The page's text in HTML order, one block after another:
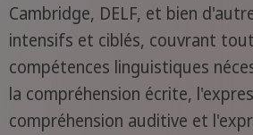
Cambridge, DELF, et bien
intensifs et ciblés, couvrant
compétences linguistiques
la compréhension écrite,
compréhension auditive et